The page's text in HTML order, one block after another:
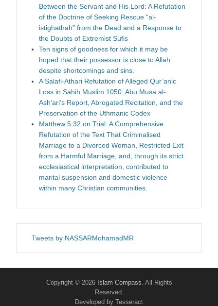
Between the Servant and His Lord: A Refutation
of the Doctrine of Seeking Rescue “al-
istighathah” from the Dead and a Response to
the Doubts of Extremist Sufis
Ten signs of goodness for which it may be
hoped that their possessor is close to Allah
despite shortcomings and sins.
A Salafi-Athari Refutation of Alleged Qur’anic
Loss in Sahih Muslim 1050: Abu Musa al-
Ash‘ari’s Report, Abrogated Recitation, and the
Preservation of the Uthmanic Codex
Matthew 5:32 on Trial: A Comprehensive
Refutation of the Text That Criminalised
Marriage to a Divorced Woman, Restricted Exit
from a Harmful Marriage, and, through its strict
ecclesiastical interpretation, contributed to
marital suspension and domestic violence
within many Christian communities.
Tweets by NASSARMohamadMR
Copyright © 2026 Islam Compass . All Rights
Reserved.
Developed by Tesseract